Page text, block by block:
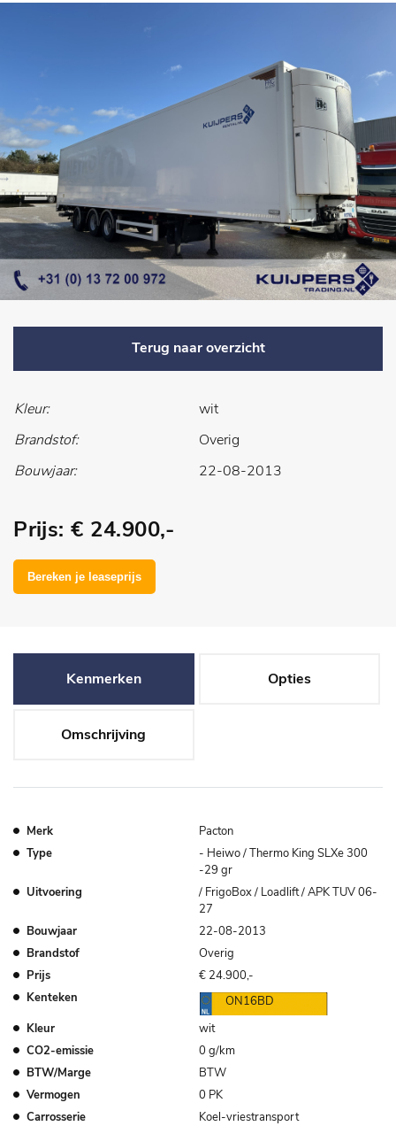
Terug naar overzicht
Kleur:
wit
Brandstof:
Overig
Bouwjaar:
22-08-2013
Prijs: € 24.900,-
Kenmerken Opties
Omschrijving
Merk
Pacton
Type
- Heiwo / Thermo King SLXe 300
-29 gr
Uitvoering
/ FrigoBox / Loadlift / APK TUV 06-
27
Bouwjaar
22-08-2013
Brandstof
Overig
Prijs
€ 24.900,-
Kenteken
ON16BD
Kleur
wit
CO2-emissie
0 g/km
BTW/Marge
BTW
Vermogen
0 PK
Carrosserie
Koel-vriestransport